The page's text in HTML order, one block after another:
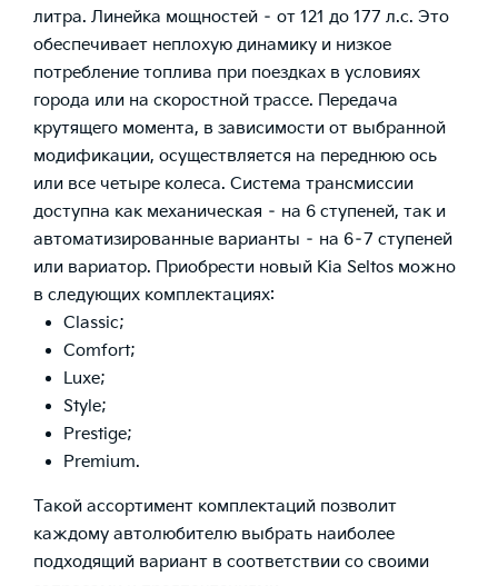
литра. Линейка мощностей – от 121 до 177 л.с. Это
обеспечивает неплохую динамику и низкое
потребление топлива при поездках в условиях
города или на скоростной трассе. Передача
крутящего момента, в зависимости от выбранной
модификации, осуществляется на переднюю ось
или все четыре колеса. Система трансмиссии
доступна как механическая – на 6 ступеней, так и
автоматизированные варианты – на 6–7 ступеней
или вариатор. Приобрести новый Kia Seltos можно
в следующих комплектациях:
Classic;
Comfort;
Luxe;
Style;
Prestige;
Premium.
Такой ассортимент комплектаций позволит
каждому автолюбителю выбрать наиболее
подходящий вариант в соответствии со своими